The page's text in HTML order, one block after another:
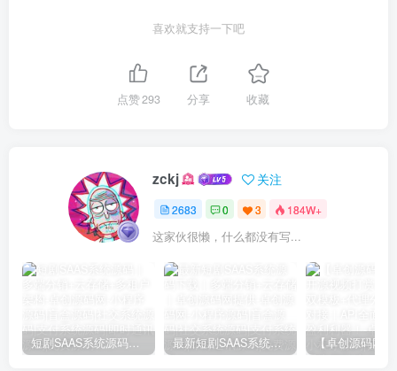
喜欢就支持一下吧
点赞293 分享 收藏
zckj 关注
2683 0 3 184W+
这家伙很懒，什么都没有写...
短剧SAAS系统源码｜多端分销+云存储+多租户架构 最新短剧SAAS系统源码下载｜多端分销+云存储｜卓创源码网提供